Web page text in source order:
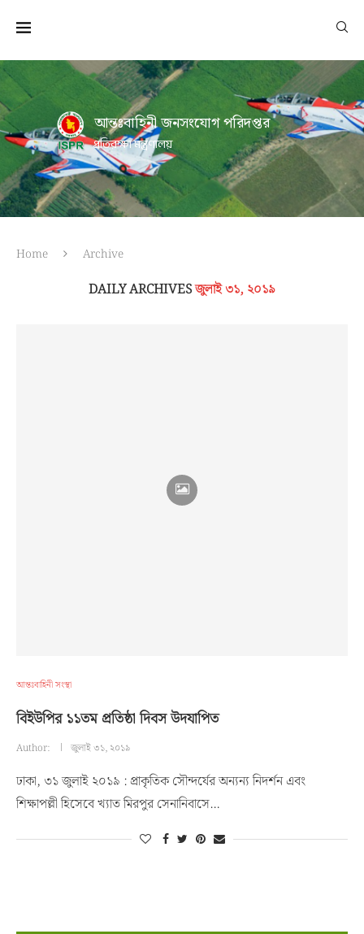
আন্তঃবাহিনী জনসংযোগ পরিদপ্তর
প্রতিরক্ষা মন্ত্রণালয়
Home Archive
DAILY ARCHIVESজুলাই ৩১, ২০১৯
আন্তঃবাহিনী সংস্থা
বিইউপির ১১তম প্রতিষ্ঠা দিবস উদযাপিত
Author: জুলাই ৩১, ২০১৯
ঢাকা, ৩১ জুলাই ২০১৯ : প্রাকৃতিক সৌন্দর্যের অন্যন্য নিদর্শন এবং
শিক্ষাপল্লী হিসেবে খ্যাত মিরপুর সেনানিবাসে…